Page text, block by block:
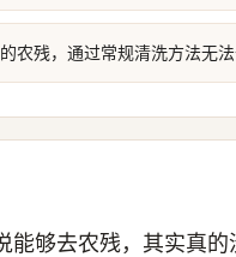
农残，通过常规清洗方法无法
能够去农残，其实真的